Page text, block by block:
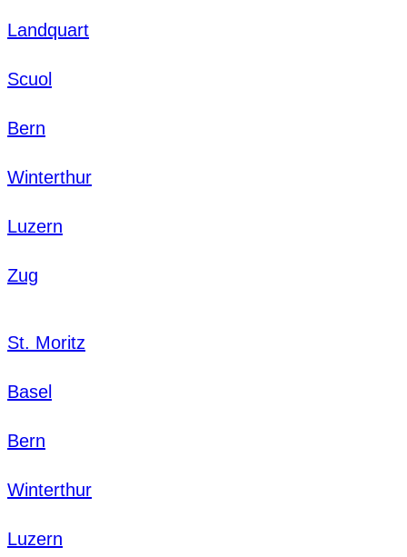
Landquart
Scuol
Bern
Winterthur
Luzern
Zug
St. Moritz
Basel
Bern
Winterthur
Luzern